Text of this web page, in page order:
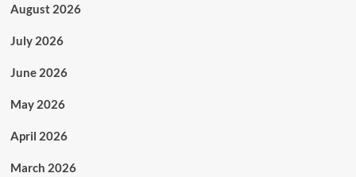
August 2026
July 2026
June 2026
May 2026
April 2026
March 2026